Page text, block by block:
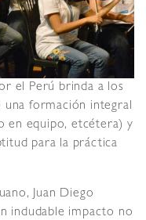
el Perú brinda a los
formación integral
en equipo, etcétera) y
para la práctica
Juan Diego
indudable impacto no